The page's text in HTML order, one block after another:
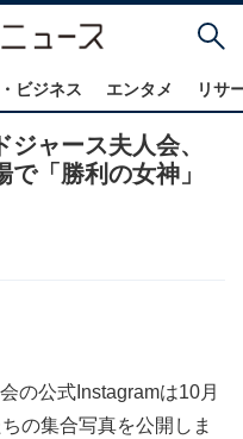
ビジネス エンタメ リサ
ジャース夫人会、
「勝利の女神」
の公式Instagramは10月
の集合写真を公開しま